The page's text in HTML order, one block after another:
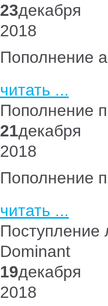
23декабря
2018
Пополнение
читать ...
Пополнение
21декабря
2018
Пополнение
читать ...
Поступление
Dominant
19декабря
2018